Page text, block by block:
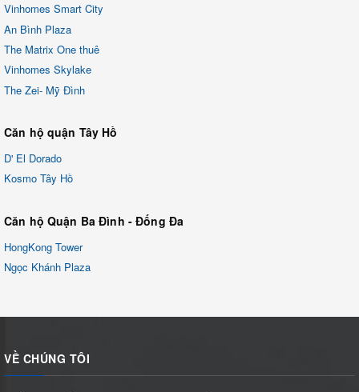
Vinhomes Smart City
An Bình Plaza
The Matrix One thuê
Vinhomes Skylake
The Zei- Mỹ Đình
Căn hộ quận Tây Hồ
D' El Dorado
Kosmo Tây Hồ
Căn hộ Quận Ba Đình - Đống Đa
HongKong Tower
Ngọc Khánh Plaza
VỀ CHÚNG TÔI